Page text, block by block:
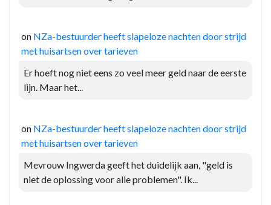
on NZa-bestuurder heeft slapeloze nachten door strijd
met huisartsen over tarieven
Er hoeft nog niet eens zo veel meer geld naar de eerste
lijn. Maar het...
on NZa-bestuurder heeft slapeloze nachten door strijd
met huisartsen over tarieven
Mevrouw Ingwerda geeft het duidelijk aan, "geld is
niet de oplossing voor alle problemen". Ik...